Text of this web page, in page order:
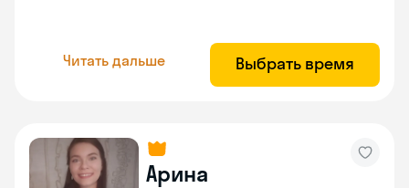
Читать дальше Выбрать время
Арина